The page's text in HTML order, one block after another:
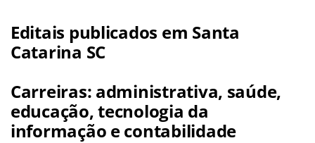
Editais publicados em Santa
Catarina SC
Carreiras: administrativa, saúde,
educação, tecnologia da
informação e contabilidade